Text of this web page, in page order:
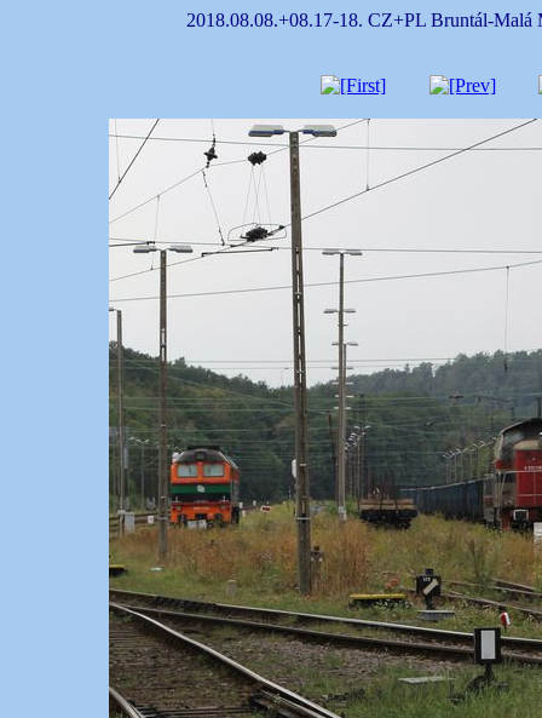
2018.08.08.+08.17-18. CZ+PL Bruntál-